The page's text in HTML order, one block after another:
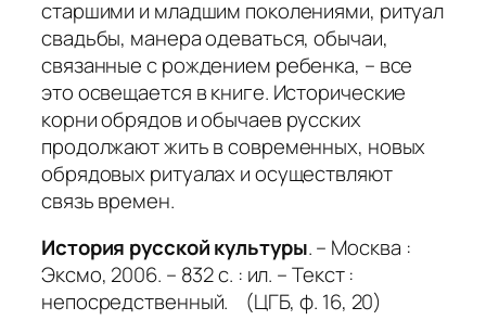
старшими и младшим поколениями, ритуал
свадьбы, манера одеваться, обычаи,
связанные с рождением ребенка, – все
это освещается в книге. Исторические
корни обрядов и обычаев русских
продолжают жить в современных, новых
обрядовых ритуалах и осуществляют
связь времен.
История русской культуры. – Москва :
Эксмо, 2006. – 832 с. : ил. – Текст :
непосредственный. (ЦГБ, ф. 16, 20)